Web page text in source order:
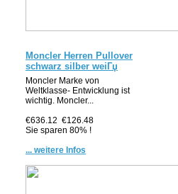
Moncler Herren Pullover
schwarz silber weiГџ
Moncler Marke von
Weltklasse- Entwicklung ist
wichtig. Moncler...
€636.12 €126.48
Sie sparen 80% !
... weitere Infos